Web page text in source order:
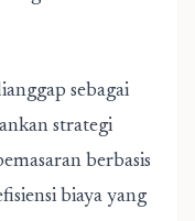
sebagai
strategi
berbasis
biaya yang